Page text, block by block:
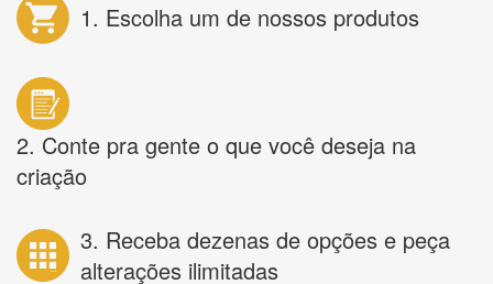
1. Escolha um de nossos produtos
2. Conte pra gente o que você deseja na
criação
3. Receba dezenas de opções e peça
alterações ilimitadas